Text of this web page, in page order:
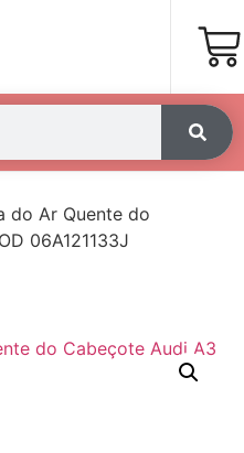
do Ar Quente do
06A121133J